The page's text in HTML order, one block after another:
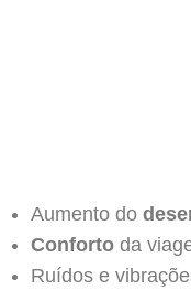
Aumento do
Confortoda
Ruídos e